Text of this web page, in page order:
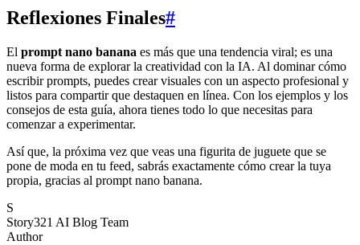
Reflexiones Finales#
El prompt nano banana es más que una tendencia viral; es una
nueva forma de explorar la creatividad con la IA. Al dominar cómo
escribir prompts, puedes crear visuales con un aspecto profesional y
listos para compartir que destaquen en línea. Con los ejemplos y los
consejos de esta guía, ahora tienes todo lo que necesitas para
comenzar a experimentar.
Así que, la próxima vez que veas una figurita de juguete que se
pone de moda en tu feed, sabrás exactamente cómo crear la tuya
propia, gracias al prompt nano banana.
S
Story321 AI Blog Team
Author